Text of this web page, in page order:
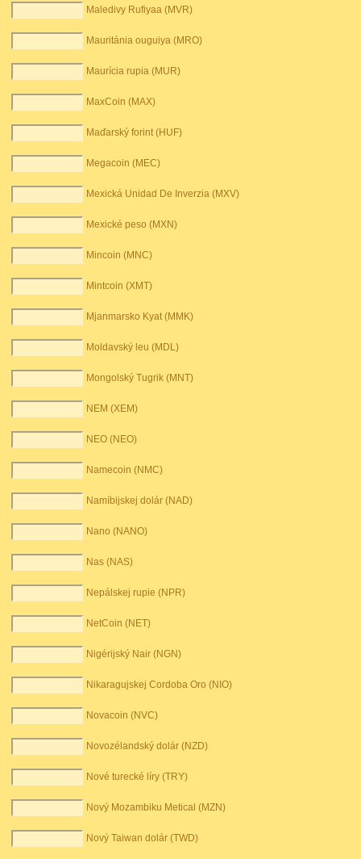
Maledivy Rufiyaa (MVR)
Mauritánia ouguiya (MRO)
Maurícia rupia (MUR)
MaxCoin (MAX)
Maďarský forint (HUF)
Megacoin (MEC)
Mexická Unidad De Inverzia (MXV)
Mexické peso (MXN)
Mincoin (MNC)
Mintcoin (XMT)
Mjanmarsko Kyat (MMK)
Moldavský leu (MDL)
Mongolský Tugrik (MNT)
NEM (XEM)
NEO (NEO)
Namecoin (NMC)
Namíbijskej dolár (NAD)
Nano (NANO)
Nas (NAS)
Nepálskej rupie (NPR)
NetCoin (NET)
Nigérijský Nair (NGN)
Nikaragujskej Cordoba Oro (NIO)
Novacoin (NVC)
Novozélandský dolár (NZD)
Nové turecké líry (TRY)
Nový Mozambiku Metical (MZN)
Nový Taiwan dolár (TWD)